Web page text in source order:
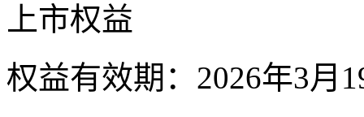
上市权益
权益有效期：2026年3月